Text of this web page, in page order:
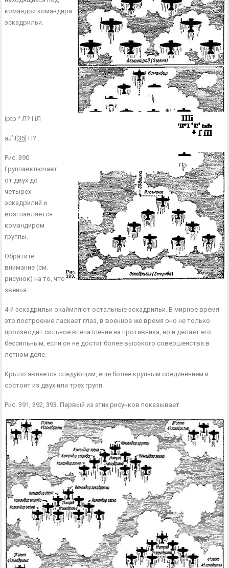
командой командира
эскад­рильи.
iptp ^ Л? І іЛ
aJ’iI [35] I I? .
Рис. 390.
Группавклю­чает
от двух до
четырех
эскадрилий и
возглавляет­ся
командиром
группы.
Обратите
внимание (см.
рисунок) на то, что
звенья.
4-й эскадрильи окаймляют остальные эскадрильи. В мирное время
это построе­ние ласкает глаз, в воен­ное же время оно не толь­ко
производит сильное впечатление на противни­ка, но и делает его
бессиль­ным, если он не достиг более высокого совершен­ства в
летном деле.
Крыло является следующим, еще более крупным соединением и
состоит из двух или трех групп.
Рис. 391, 392, 393. Первый из этих рисунков показывает